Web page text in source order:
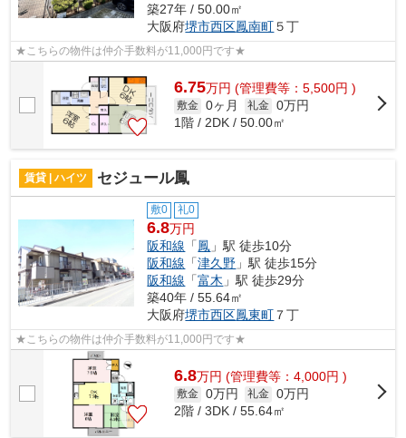
築27年 / 50.00㎡
大阪府堺市西区鳳南町５丁
★こちらの物件は仲介手数料が11,000円です★
6.75万円 (管理費等：5,500円 )
敷金 0ヶ月 礼金 0万円
1階 / 2DK / 50.00㎡
賃貸 | ハイツ セジュール鳳
敷0 礼0
6.8万円
阪和線 「鳳 」駅 徒歩10分
阪和線 「津久野 」駅 徒歩15分
阪和線 「富木 」駅 徒歩29分
築40年 / 55.64㎡
大阪府堺市西区鳳東町 ７丁
★こちらの物件は仲介手数料が11,000円です★
6.8万円 (管理費等：4,000円 )
敷金 0万円 礼金 0万円
2階 / 3DK / 55.64㎡